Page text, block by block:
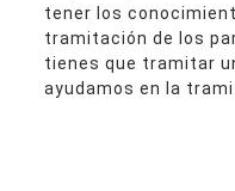
tener los
tramitación de los
tienes que tramitar
ayudamos en la